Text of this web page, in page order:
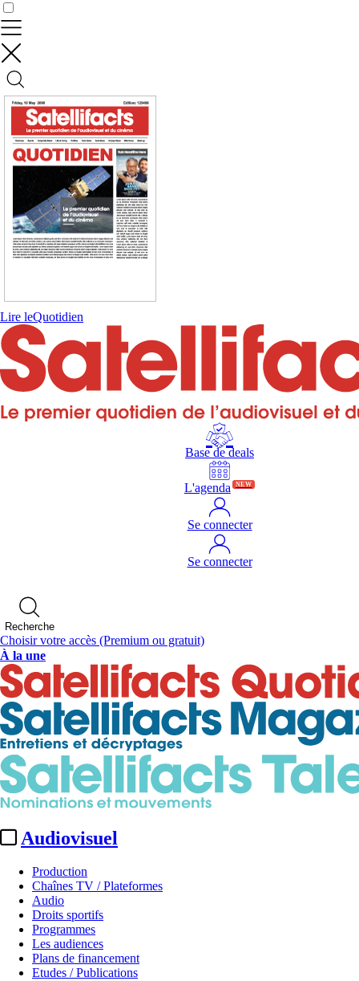
Lire leQuotidien
Base de deals
L'agenda NEW
Se connecter
Se connecter
Recherche
Choisir votre accès (Premium ou gratuit)
À la une
Audiovisuel
Production
Chaînes TV / Plateformes
Audio
Droits sportifs
Programmes
Les audiences
Plans de financement
Etudes / Publications
Contrôler vos données